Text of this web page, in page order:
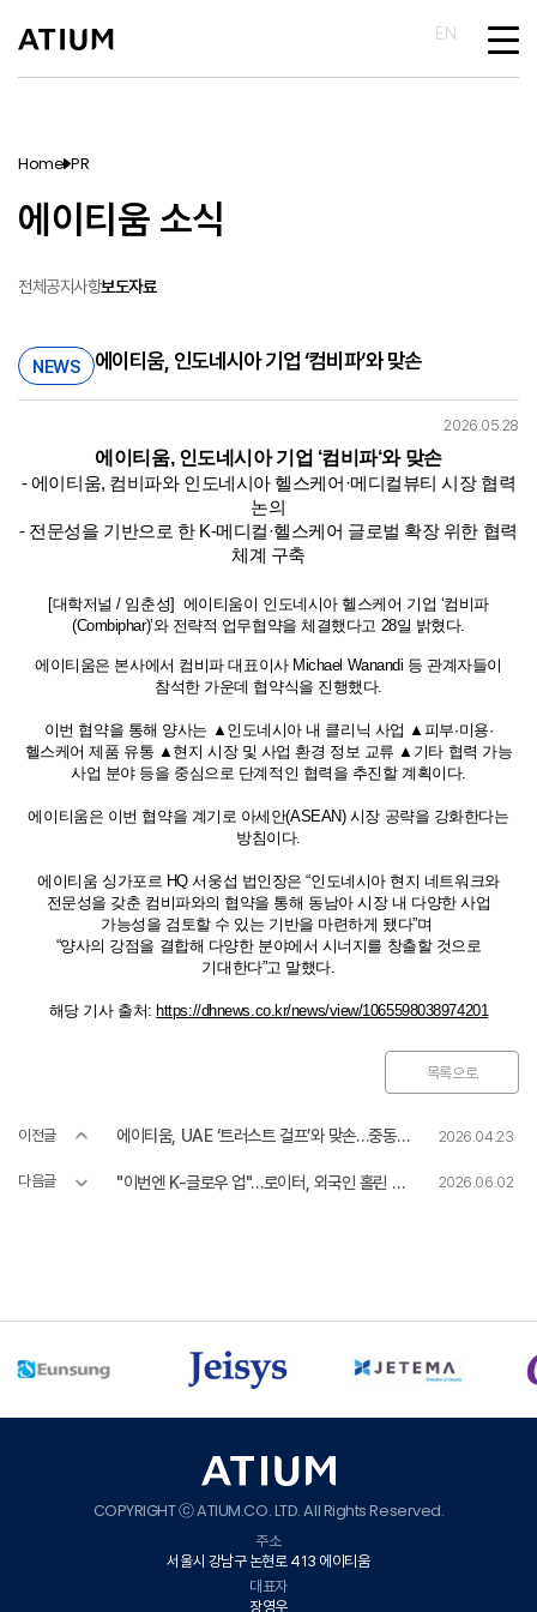
EN
Home PR
에이티움 소식
전체공지사항보도자료
NEWS 에이티움, 인도네시아 기업 ‘컴비파‘와 맞손
2026.05.28
에이티움, 인도네시아 기업 ‘컴비파‘와 맞손
- 에이티움, 컴비파와 인도네시아 헬스케어·메디컬뷰티 시장 협력
논의
- 전문성을 기반으로 한 K-메디컬·헬스케어 글로벌 확장 위한 협력
체계 구축
[대학저널 / 임춘성] 에이티움이 인도네시아 헬스케어 기업 ‘컴비파
(Combiphar)’와 전략적 업무협약을 체결했다고 28일 밝혔다.
에이티움은 본사에서 컴비파 대표이사 Michael Wanandi 등 관계자들이
참석한 가운데 협약식을 진행했다.
이번 협약을 통해 양사는 ▲인도네시아 내 클리닉 사업 ▲피부·미용·
헬스케어 제품 유통 ▲현지 시장 및 사업 환경 정보 교류 ▲기타 협력 가능
사업 분야 등을 중심으로 단계적인 협력을 추진할 계획이다.
에이티움은 이번 협약을 계기로 아세안(ASEAN) 시장 공략을 강화한다는
방침이다.
에이티움 싱가포르 HQ 서웅섭 법인장은 “인도네시아 현지 네트워크와
전문성을 갖춘 컴비파와의 협약을 통해 동남아 시장 내 다양한 사업
가능성을 검토할 수 있는 기반을 마련하게 됐다”며
“양사의 강점을 결합해 다양한 분야에서 시너지를 창출할 것으로
기대한다”고 말했다.
해당 기사 출처: https://dhnews.co.kr/news/view/1065598038974201
목록으로
이전글 에이티움, UAE ‘트러스트 걸프’와 맞손…중동 진출 본격화 2026.04.23
다음글 "이번엔 K-글로우 업"…로이터, 외국인 홀린 韓리프팅 시술 조명 2026.06.02
COPYRIGHT ⓒ ATIUM.CO. LTD. All Rights Reserved.
주소
서울시 강남구 논현로 413 에이티움
대표자
장영우